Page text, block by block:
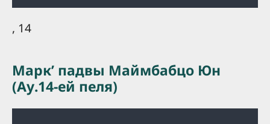
, 14
Маркʼ падвы Маймбабцо Юн
(Ау.14-ей пеля)